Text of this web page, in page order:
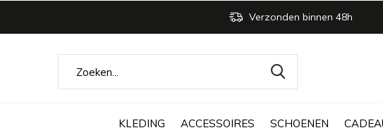
KLEDING ACCESSOIRES SCHOENEN
Verzonden binnen 48h